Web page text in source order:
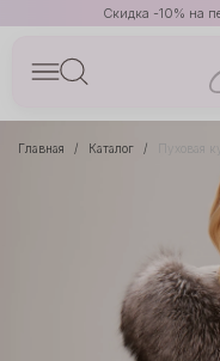
Скидка -10% на
Главная Каталог Пуховая